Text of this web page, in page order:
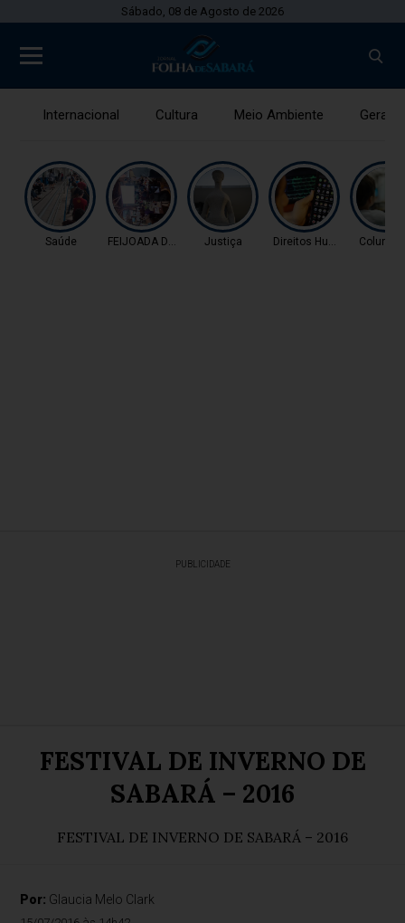
Sábado, 08 de Agosto de 2026
Internacional Cultura Meio Ambiente Gerais
Saúde FEIJOADA DA PROPAGAN
Justiça Direitos HumanosColuna
PUBLICIDADE
FESTIVAL DE INVERNO DE
SABARÁ – 2016
FESTIVAL DE INVERNO DE SABARÁ – 2016
Por: Glaucia Melo Clark